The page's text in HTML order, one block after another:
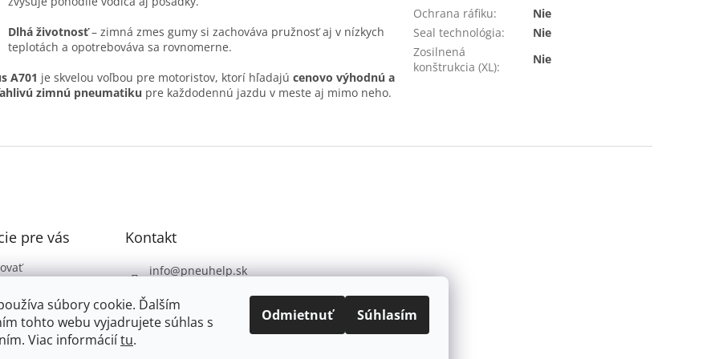
súbory cookie. Ďalším
tohto webu vyjadrujete súhlas s
Viac informáciítu.
Odmietnuť Súhlasím
Dlhá životnosť– zimná zmes gumy si zachováva pružnosť aj v nízkych
teplotách a opotrebováva sa rovnomerne.
A701 je skvelou voľbou pre motoristov, ktorí hľadajú cenovo výhodnú a
zimnú pneumatiku pre každodennú jazdu v meste aj mimo neho.
Ochrana ráfiku:
Nie
Seal technológia:
Nie
Zosilnená
konštrukcia (XL):
Nie
pre vás
ochrany
Kontakt
info@pneuhelp.sk